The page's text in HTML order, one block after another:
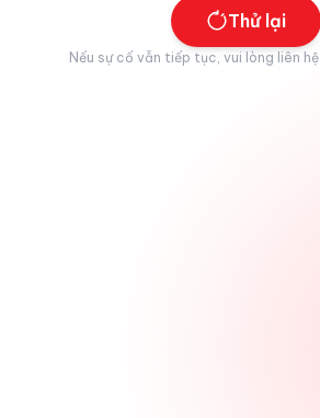
Thử lại
Nếu sự cố vẫn tiếp tục, vui lòng liên hệ